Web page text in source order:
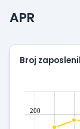
APR
Broj
200